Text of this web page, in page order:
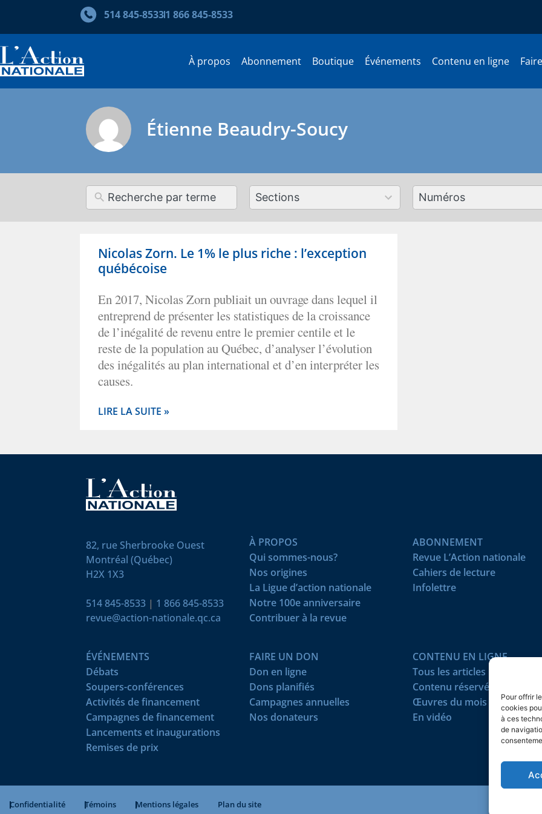
Pour offrir
cookies
à ces
de
514 845‑85331 866 845‑8533
À propos Abonnement Boutique Événements Contenu en ligne
Étienne Beaudry-Soucy
12
results
179
results
Nicolas Zorn. Le 1% le plus riche : l’exception
québécoise
En 2017, Nicolas Zorn publiait un ouvrage dans lequel il
entreprend de présenter les statistiques de la croissance
de l’inégalité de revenu entre le premier centile et le
reste de la population au Québec, d’analyser l’évolution
des inégalités au plan international et d’en interpréter les
causes.
LIRE LA SUITE »
82, rue Sherbrooke Ouest
Montréal (Québec)
H2X 1X3
514 845-8533 | 1 866 845-8533
revue@action-nationale.qc.ca
À PROPOS
Qui sommes-nous?
Nos origines
La Ligue d’action nationale
Notre 100e anniversaire
Contribuer à la revue
ABONNEMENT
Revue L’Action nationale
Cahiers de lecture
Infolettre
ÉVÉNEMENTS
Débats
Soupers-conférences
Activités de financement
Campagnes de financement
Lancements et inaugurations
Remises de prix
FAIRE UN DON
Don en ligne
Dons planifiés
Campagnes annuelles
Nos donateurs
CONTENU EN LIGNE
Tous les articles
Contenu réservé
Œuvres du mois
En vidéo
Confidentialité Témoins Mentions légales Plan du site